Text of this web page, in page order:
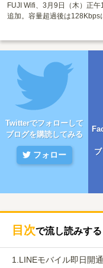
FUJI Wifi、3月9日（木）正
追加。容量超過後は128Kbps
Twitterでフォローして
ブログを購読してみる
フォロー
目次で流し読みす
1. LINEモバイル即日開